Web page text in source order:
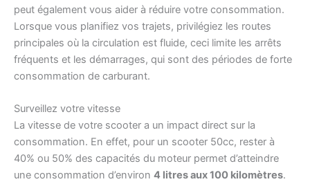
peut également vous aider à réduire votre consommation.
Lorsque vous planifiez vos trajets, privilégiez les routes
principales où la circulation est fluide, ceci limite les arrêts
fréquents et les démarrages, qui sont des périodes de forte
consommation de carburant.
Surveillez votre vitesse
La vitesse de votre scooter a un impact direct sur la
consommation. En effet, pour un scooter 50cc, rester à
40% ou 50% des capacités du moteur permet d’atteindre
une consommation d’environ 4 litres aux 100 kilomètres.